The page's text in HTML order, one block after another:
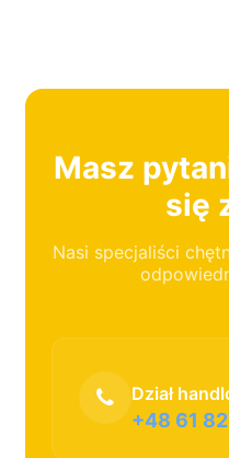
Masz
się
Nasi specjaliści
Dział
+48 61